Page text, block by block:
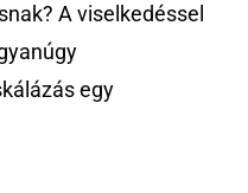
A viselkedéssel
egy